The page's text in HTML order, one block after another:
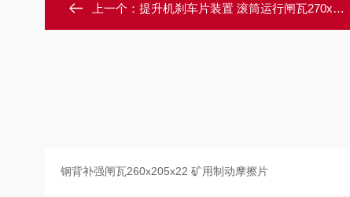
上一个： 提升机刹车片装置 滚筒运行闸瓦270x180x28